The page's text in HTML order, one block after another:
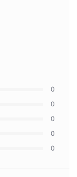
0
0
0
0
0